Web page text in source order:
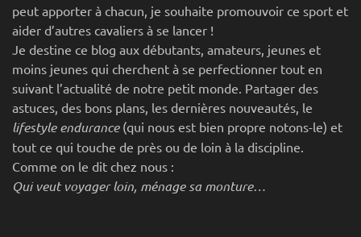
peut apporter à chacun, je souhaite promouvoir ce sport et
aider d’autres cavaliers à se lancer !
Je destine ce blog aux débutants, amateurs, jeunes et
moins jeunes qui cherchent à se perfectionner tout en
suivant l’actualité de notre petit monde. Partager des
astuces, des bons plans, les dernières nouveautés, le
lifestyle endurance(qui nous est bien propre notons-le) et
tout ce qui touche de près ou de loin à la discipline.
Comme on le dit chez nous :
Qui veut voyager loin, ménage sa monture…